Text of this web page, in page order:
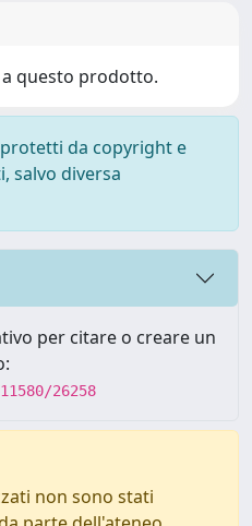
questo prodotto.
da copyright e
salvo diversa
per citare o creare un
26258
non sono stati